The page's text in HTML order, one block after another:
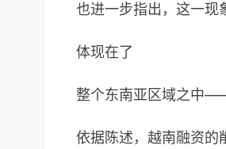
也进一步指出，这一现
体现在了
整个东南亚区域之中
依据陈述，越南融资的